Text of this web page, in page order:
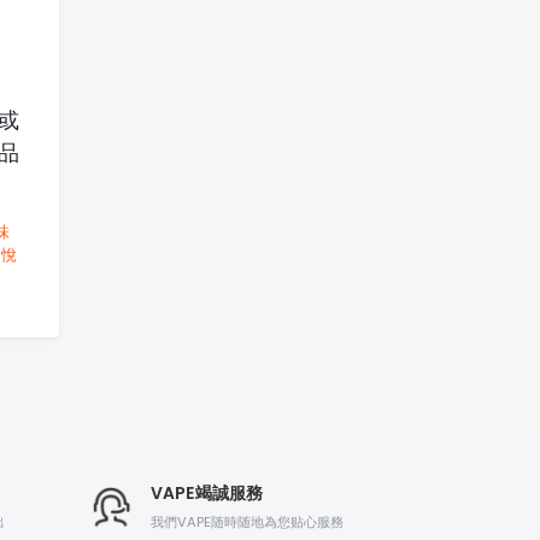
品
悅
VAPE竭誠服務
我們VAPE随時随地為您贴心服務